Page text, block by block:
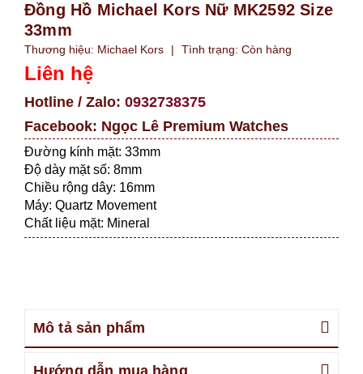
Đồng Hồ Michael Kors Nữ MK2592 Size
33mm
Thương hiệu: Michael Kors | Tình trạng: Còn hàng
Liên hệ
Hotline / Zalo: 0932738375
Facebook: Ngọc Lê Premium Watches
Đường kính mặt: 33mm
Độ dày mặt số: 8mm
Chiều rộng dây: 16mm
Máy: Quartz Movement
Chất liệu mặt: Mineral
Mô tả sản phẩm
Hướng dẫn mua hàng